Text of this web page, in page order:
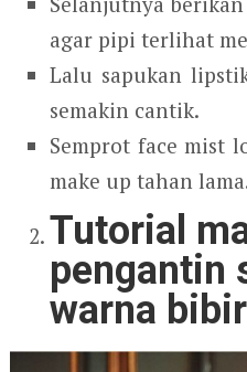
agar pipi terlihat
Lalu sapukan
semakin cantik.
Semprot face mist
make up tahan
Tutorial
pengantin
warna